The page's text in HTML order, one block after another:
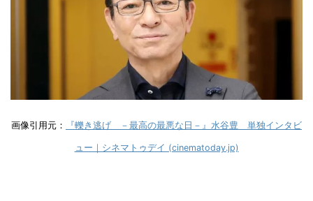
画像引用元： 『轢き逃げ －最高の最悪な日－』水谷豊 単独インタビ
ュー｜シネマトゥデイ (cinematoday.jp)